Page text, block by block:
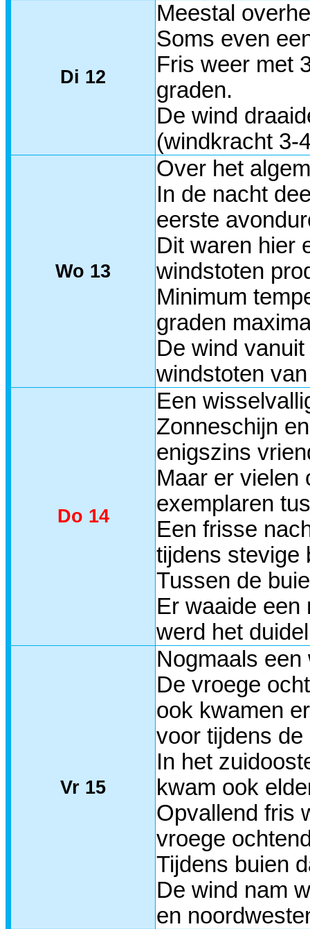
Di 12
Meestal
Soms even
Fris weer met
graden.
De wind
(windkracht 3-
Wo 13
Over het
In de nacht
eerste
Dit waren hier
windstoten
Minimum
graden
De wind
windstoten
Do 14
Een
Zonneschijn
enigszins
Maar er vielen
exemplaren
Een frisse
tijdens stevige
Tussen de
Er waaide een
werd het
Vr 15
Nogmaals
De vroege
ook kwamen
voor tijdens
In het
kwam ook
Opvallend fris
vroege
Tijdens buien
De wind nam
en